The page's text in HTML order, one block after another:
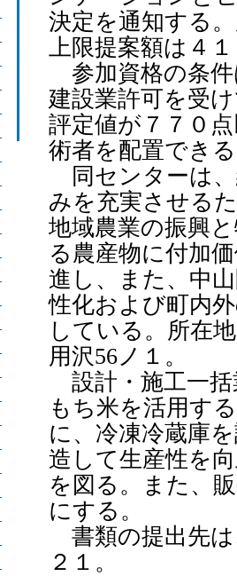
決定を通知する
上限提案額は４
参加資格の条件
建設業許可を受
評定値が７７０
術者を配置でき
同センターは、
みを充実させる
地域農業の振興
る農産物に付加
進し、また、中
性化および町内
している。所在
用沢56ノ１。
設計・施工一括
もち米を活用す
に、冷凍冷蔵庫
造して生産性を
を図る。また、
にする。
書類の提出先
２１。